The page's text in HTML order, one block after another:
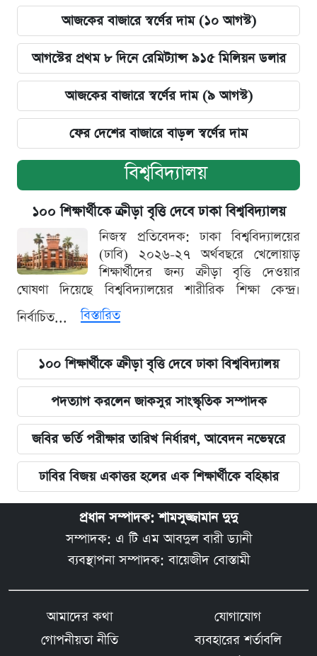
আজকের বাজারে স্বর্ণের দাম (১০ আগস্ট)
আগস্টের প্রথম ৮ দিনে রেমিট্যান্স ৯১৫ মিলিয়ন ডলার
আজকের বাজারে স্বর্ণের দাম (৯ আগস্ট)
ফের দেশের বাজারে বাড়ল স্বর্ণের দাম
বিশ্ববিদ্যালয়
১০০ শিক্ষার্থীকে ক্রীড়া বৃত্তি দেবে ঢাকা বিশ্ববিদ্যালয়
নিজস্ব প্রতিবেদক: ঢাকা বিশ্ববিদ্যালয়ের
(ঢাবি) ২০২৬-২৭ অর্থবছরে খেলোয়াড়
শিক্ষার্থীদের জন্য ক্রীড়া বৃত্তি দেওয়ার
ঘোষণা দিয়েছে বিশ্ববিদ্যালয়ের শারীরিক শিক্ষা কেন্দ্র।
নির্বাচিত...
বিস্তারিত
১০০ শিক্ষার্থীকে ক্রীড়া বৃত্তি দেবে ঢাকা বিশ্ববিদ্যালয়
পদত্যাগ করলেন জাকসুর সাংস্কৃতিক সম্পাদক
জবির ভর্তি পরীক্ষার তারিখ নির্ধারণ, আবেদন নভেম্বরে
ঢাবির বিজয় একাত্তর হলের এক শিক্ষার্থীকে বহিষ্কার
প্রধান সম্পাদক: শামসুজ্জামান দুদু
সম্পাদক: এ টি এম আবদুল বারী ড্যানী
ব্যবস্থাপনা সম্পাদক: বায়েজীদ বোস্তামী
আমাদের কথা
যোগাযোগ
গোপনীয়তা নীতি
ব্যবহারের শর্তাবলি